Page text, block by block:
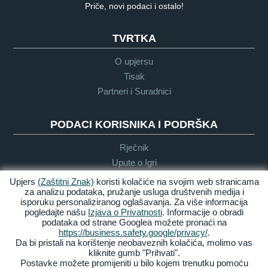
Priče, novi podaci i ostalo!
TVRTKA
O upjersu
Tisak
Partneri i Suradnici
PODACI KORISNIKA I PODRŠKA
Rječnik
Upute o Igri
Podrška
Zasluge &
Pravne
obavijesti
Pravila
privatnosti
Uvijeti &
Odredbe
Dostupnost
Upravljaj Kolačićima
Upjers (Zaštitni Znak) koristi kolačiće na svojim web stranicama
za analizu podataka, pružanje usluga društvenih medija i
isporuku personaliziranog oglašavanja. Za više informacija
pogledajte našu Izjava o Privatnosti. Informacije o obradi
podataka od strane Googlea možete pronaći na
https://business.safety.google/privacy/.
Da bi pristali na korištenje neobaveznih kolačića, molimo vas
kliknite gumb "Prihvati".
Postavke možete promijeniti u bilo kojem trenutku pomoću